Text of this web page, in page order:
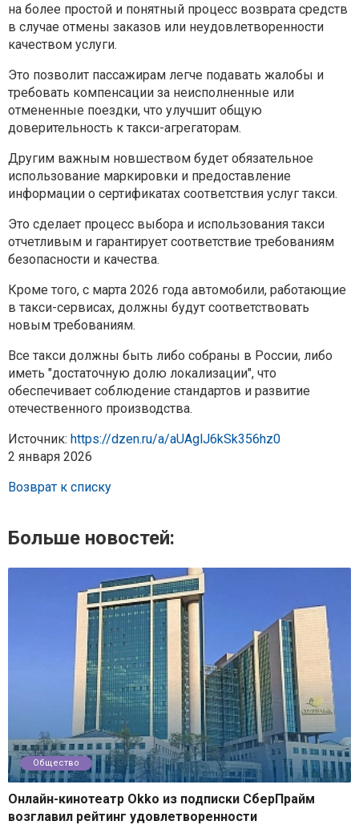
на более простой и понятный процесс возврата средств
в случае отмены заказов или неудовлетворенности
качеством услуги.
Это позволит пассажирам легче подавать жалобы и
требовать компенсации за неисполненные или
отмененные поездки, что улучшит общую
доверительность к такси-агрегаторам.
Другим важным новшеством будет обязательное
использование маркировки и предоставление
информации о сертификатах соответствия услуг такси.
Это сделает процесс выбора и использования такси
отчетливым и гарантирует соответствие требованиям
безопасности и качества.
Кроме того, с марта 2026 года автомобили, работающие
в такси-сервисах, должны будут соответствовать
новым требованиям.
Все такси должны быть либо собраны в России, либо
иметь "достаточную долю локализации", что
обеспечивает соблюдение стандартов и развитие
отечественного производства.
Источник: https://dzen.ru/a/aUAglJ6kSk356hz0
2 января 2026
Возврат к списку
Больше новостей:
Общество
Онлайн-кинотеатр Okko из подписки СберПрайм
возглавил рейтинг удовлетворенности